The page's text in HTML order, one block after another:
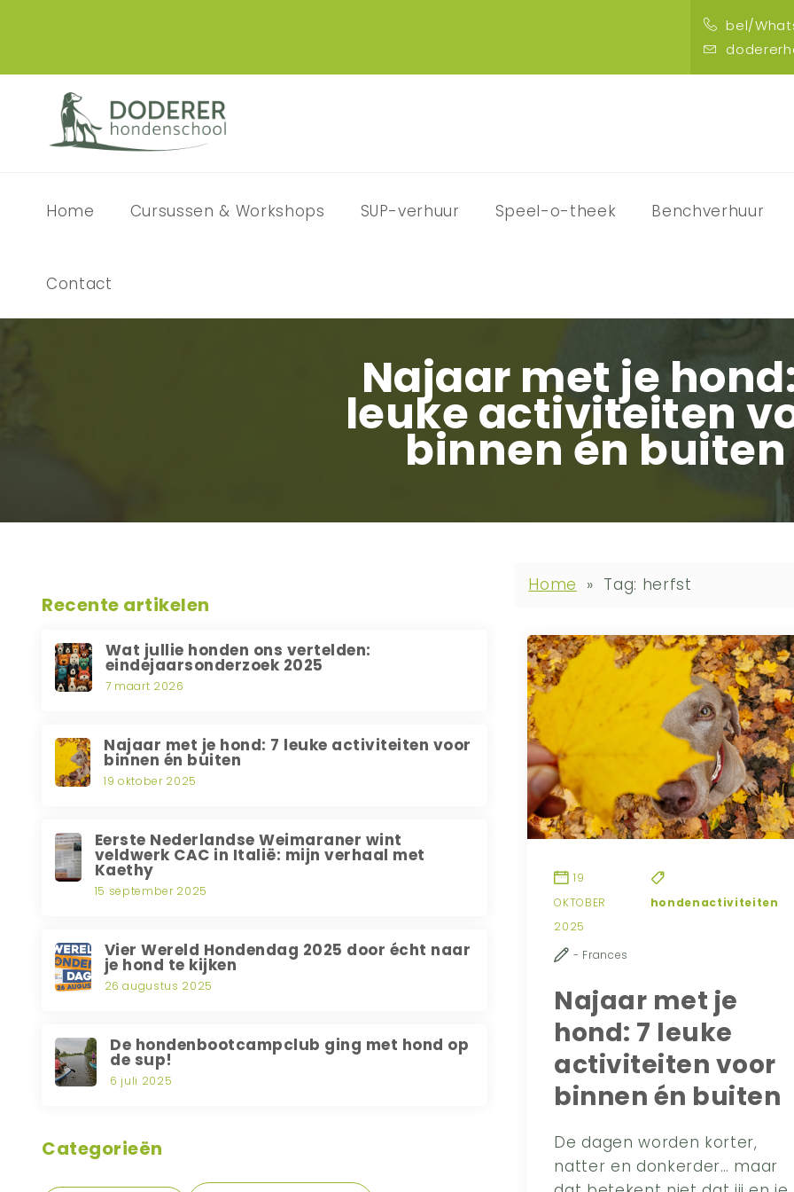
bel/
Home Cursussen & Workshops SUP-verhuur Speel-o-theek Benchverhuur
Contact
Najaar met je
leuke activiteiten
binnen én buiten
Recente artikelen
Wat jullie honden ons vertelden:
eindejaarsonderzoek 2025
7 maart 2026
Najaar met je hond: 7 leuke activiteiten voor
binnen én buiten
19 oktober 2025
Eerste Nederlandse Weimaraner wint
veldwerk CAC in Italië: mijn verhaal met
Kaethy
15 september 2025
Vier Wereld Hondendag 2025 door écht naar
je hond te kijken
26 augustus 2025
De hondenbootcampclub ging met hond op
de sup!
6 juli 2025
Categorieën
Home » Tag: herfst
19
OKTOBER
2025
hondenactiviteiten
- Frances
Najaar met je
hond: 7 leuke
activiteiten voor
binnen én buiten
De dagen worden korter,
natter en donkerder… maar